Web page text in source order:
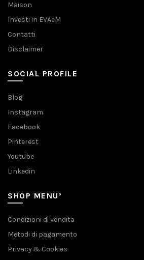
Maison
Investi in EVAeM
Contatti
Disclaimer
SOCIAL PROFILE
Blog
Instagram
Facebook
Pinterest
Youtube
Linkedin
SHOP MENU’
Condizioni di vendita
Metodi di pagamento
Privacy & Cookies